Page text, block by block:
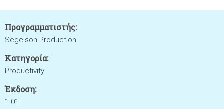
Προγραμματιστής:
Segelson Production
Κατηγορία:
Productivity
Έκδοση:
1.01